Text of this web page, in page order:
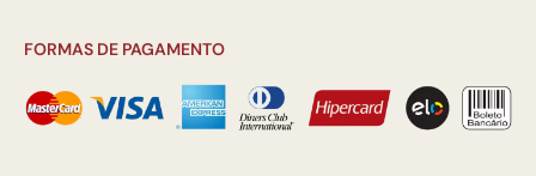
FORMAS DE PAGAMENTO